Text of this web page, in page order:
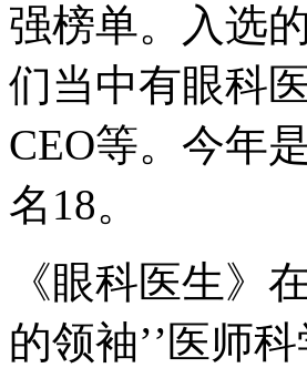
强榜单。入选
们当中有眼科
CEO等。今年
名18。
《眼科医生》
的领袖’’医师